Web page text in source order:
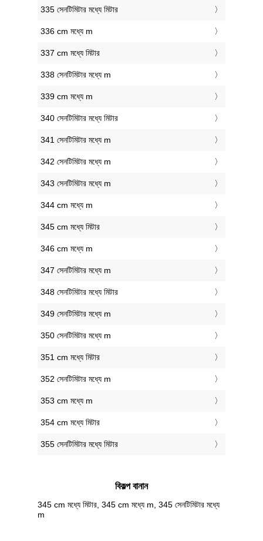
335 সেনটিমিটার মধ্যে মিটার
336 cm মধ্যে m
337 cm মধ্যে মিটার
338 সেনটিমিটার মধ্যে m
339 cm মধ্যে m
340 সেনটিমিটার মধ্যে মিটার
341 সেনটিমিটার মধ্যে m
342 সেনটিমিটার মধ্যে m
343 সেনটিমিটার মধ্যে m
344 cm মধ্যে m
345 cm মধ্যে মিটার
346 cm মধ্যে m
347 সেনটিমিটার মধ্যে m
348 সেনটিমিটার মধ্যে মিটার
349 সেনটিমিটার মধ্যে m
350 সেনটিমিটার মধ্যে m
351 cm মধ্যে মিটার
352 সেনটিমিটার মধ্যে m
353 cm মধ্যে m
354 cm মধ্যে মিটার
355 সেনটিমিটার মধ্যে মিটার
বিকল্প বানান
345 cm মধ্যে মিটার, 345 cm মধ্যে m, 345 সেনটিমিটার মধ্যে
m